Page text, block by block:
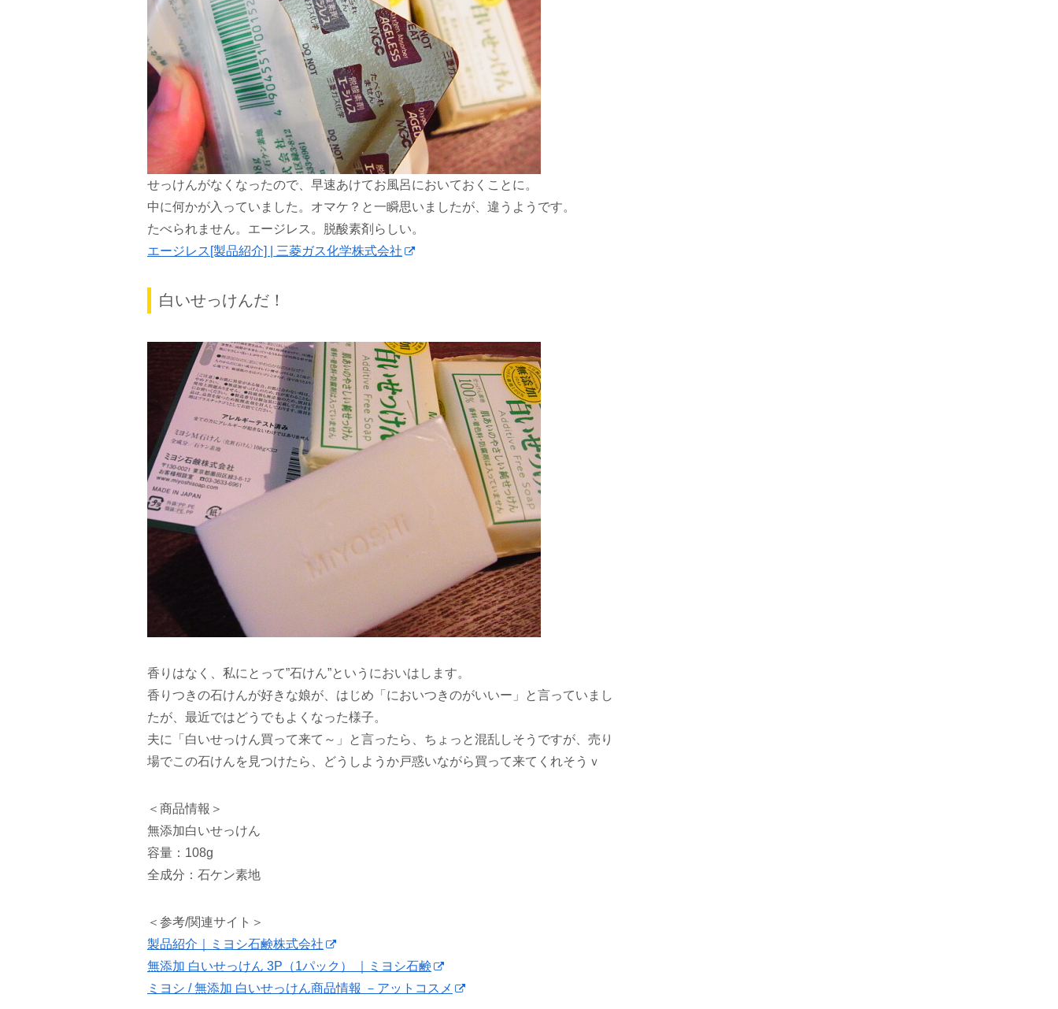
せっけんがなくなったので、早速あけてお風呂においておくことに。
中に何かが入っていました。オマケ？と一瞬思いましたが、違うようです。
たべられません。エージレス。脱酸素剤らしい。
エージレス[製品紹介] | 三菱ガス化学株式会社
白いせっけんだ！
香りはなく、私にとって”石けん”というにおいはします。
香りつきの石けんが好きな娘が、はじめ「においつきのがいいー」と言っていまし
たが、最近ではどうでもよくなった様子。
夫に「白いせっけん買って来て～」と言ったら、ちょっと混乱しそうですが、売り
場でこの石けんを見つけたら、どうしようか戸惑いながら買って来てくれそうｖ
＜商品情報＞
無添加白いせっけん
容量：108g
全成分：石ケン素地
＜参考/関連サイト＞
製品紹介｜ミヨシ石鹸株式会社
無添加 白いせっけん 3P（1パック） ｜ミヨシ石鹸
ミヨシ / 無添加 白いせっけん商品情報 －アットコスメ